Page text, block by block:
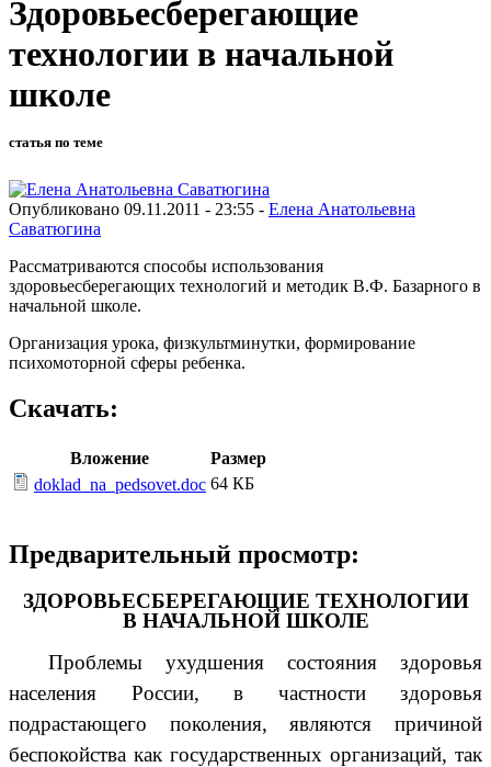
Здоровьесберегающие
технологии в начальной
школе
статья по теме
Опубликовано 09.11.2011 - 23:55 - Елена Анатольевна
Саватюгина
Рассматриваются способы использования
здоровьесберегающих технологий и методик В.Ф. Базарного в
начальной школе.
Организация урока, физкультминутки, формирование
психомоторной сферы ребенка.
Скачать:
Вложение
Размер
doklad_na_pedsovet.doc 64 КБ
Предварительный просмотр:
ЗДОРОВЬЕСБЕРЕГАЮЩИЕ ТЕХНОЛОГИИ
В НАЧАЛЬНОЙ ШКОЛЕ
Проблемы ухудшения состояния здоровья
населения России, в частности здоровья
подрастающего поколения, являются причиной
беспокойства как государственных организаций, так